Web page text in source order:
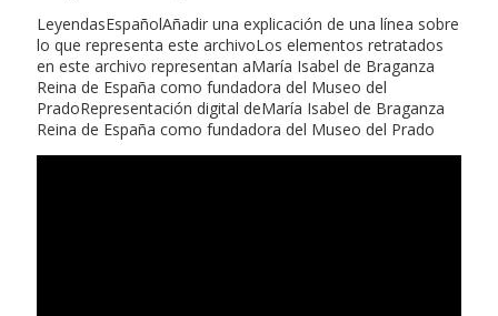
LeyendasEspañolAñadir una explicación de una línea sobre
lo que representa este archivoLos elementos retratados
en este archivo representan aMaría Isabel de Braganza
Reina de España como fundadora del Museo del
PradoRepresentación digital deMaría Isabel de Braganza
Reina de España como fundadora del Museo del Prado